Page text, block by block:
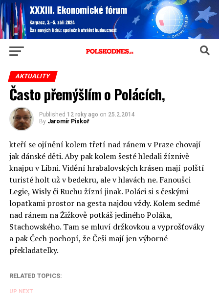
AKTUALITY
Často přemýšlím o Polácích,
Published 12 roky ago on 25.2.2014
By Jaromír Piskoř
kteří se ojínění kolem třetí nad ránem v Praze chovají
jak dánské děti. Aby pak kolem šesté hledali žíznivě
knajpu v Libni. Vidění hrabalovských krásen mají polští
turisté holt už v bedekru, ale v hlavách ne. Fanoušci
Legie, Wisly či Ruchu žízní jinak. Poláci si s českými
lopatkami prostor na gesta najdou vždy. Kolem sedmé
nad ránem na Žižkově potkáš jediného Poláka,
Stachowského. Tam se mluví držkovkou a vyprošťováky
a pak Čech pochopí, že Češi mají jen výborné
překladatelky.
RELATED TOPICS:
UP NEXT